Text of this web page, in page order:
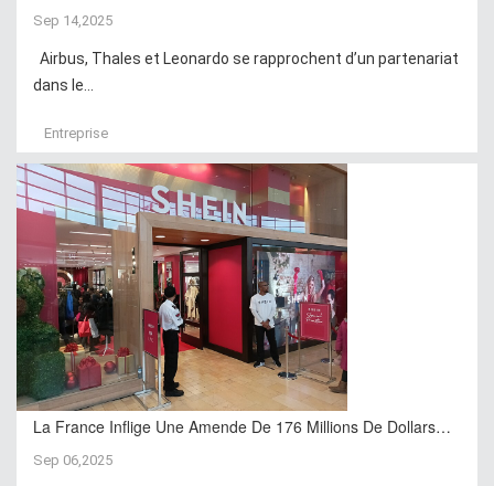
Sep 14,2025
Airbus, Thales et Leonardo se rapprochent d’un partenariat
dans le...
Entreprise
La France Inflige Une Amende De 176 Millions De Dollars…
Sep 06,2025